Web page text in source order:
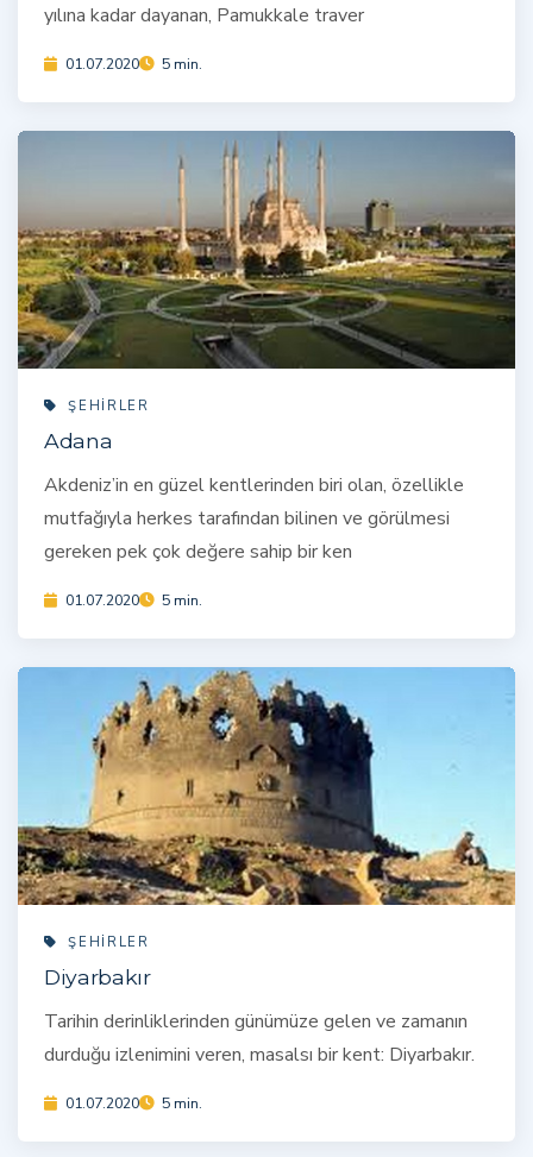
yılına kadar dayanan, Pamukkale traver
01.07.2020 5 min.
ŞEHIRLER
Adana
Akdeniz’in en güzel kentlerinden biri olan, özellikle
mutfağıyla herkes tarafından bilinen ve görülmesi
gereken pek çok değere sahip bir ken
01.07.2020 5 min.
ŞEHIRLER
Diyarbakır
Tarihin derinliklerinden günümüze gelen ve zamanın
durduğu izlenimini veren, masalsı bir kent: Diyarbakır.
01.07.2020 5 min.